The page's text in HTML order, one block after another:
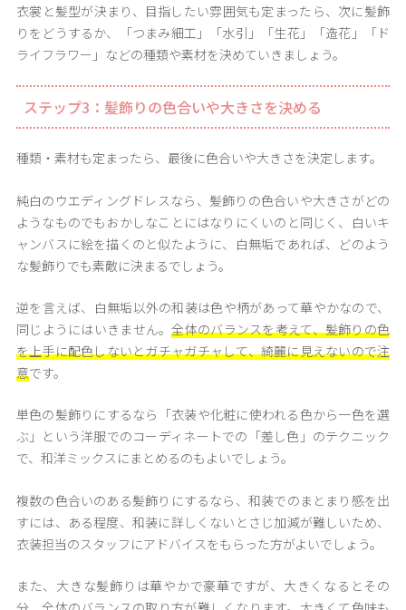
衣裳と髪型が決まり、目指したい雰囲気も定まったら、次に髪飾
りをどうするか、「つまみ細工」「水引」「生花」「造花」「ド
ライフラワー」などの種類や素材を決めていきましょう。
ステップ3：髪飾りの色合いや大きさを決める
種類・素材も定まったら、最後に色合いや大きさを決定します。
純白のウエディングドレスなら、髪飾りの色合いや大きさがどの
ようなものでもおかしなことにはなりにくいのと同じく、白いキ
ャンバスに絵を描くのと似たように、白無垢であれば、どのよう
な髪飾りでも素敵に決まるでしょう。
逆を言えば、白無垢以外の和装は色や柄があって華やかなので、
同じようにはいきません。全体のバランスを考えて、髪飾りの色
を上手に配色しないとガチャガチャして、綺麗に見えないので注
意です。
単色の髪飾りにするなら「衣装や化粧に使われる色から一色を選
ぶ」という洋服でのコーディネートでの「差し色」のテクニック
で、和洋ミックスにまとめるのもよいでしょう。
複数の色合いのある髪飾りにするなら、和装でのまとまり感を出
すには、ある程度、和装に詳しくないとさじ加減が難しいため、
衣装担当のスタッフにアドバイスをもらった方がよいでしょう。
また、大きな髪飾りは華やかで豪華ですが、大きくなるとその